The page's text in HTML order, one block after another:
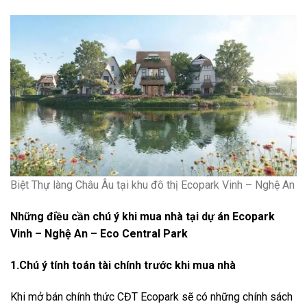
Biệt Thự làng Châu Âu tại khu đô thị Ecopark Vinh – Nghệ An
Những điều cần chú ý khi mua nhà tại dự án Ecopark
Vinh – Nghệ An – Eco Central Park
1.Chú ý tính toán tài chính trước khi mua nhà
Khi mở bán chính thức CĐT Ecopark sẽ có những chính sách